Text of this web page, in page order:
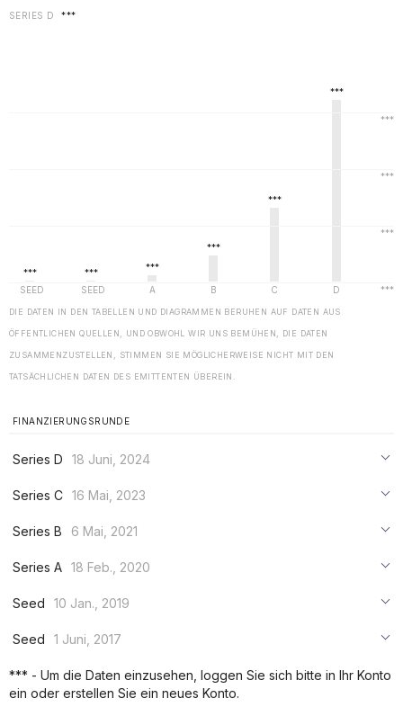
SERIES D ***
DIE DATEN IN DEN TABELLEN UND DIAGRAMMEN BERUHEN AUF DATEN AUS
ÖFFENTLICHEN QUELLEN, UND OBWOHL WIR UNS BEMÜHEN, DIE DATEN
ZUSAMMENZUSTELLEN, STIMMEN SIE MÖGLICHERWEISE NICHT MIT DEN
TATSÄCHLICHEN DATEN DES EMITTENTEN ÜBEREIN.
FINANZIERUNGSRUNDE
Series D
18 Juni, 2024
***
Series C 16 Mai, 2023
***
Series B
6 Mai, 2021
***
Series A 18 Feb., 2020
***
Seed
10 Jan., 2019
***
Seed
1 Juni, 2017
***
*** - Um die Daten einzusehen, loggen Sie sich bitte in Ihr Konto
ein oder erstellen Sie ein neues Konto.